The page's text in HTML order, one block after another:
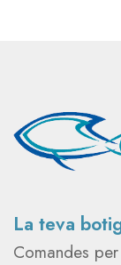
La teva
Comandes